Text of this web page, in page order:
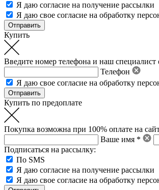
Я даю согласие на получение рассылки
Я даю свое согласие на обработку
Купить
Введите номер телефона и наш специалист
Телефон
Я даю свое согласие на обработку
Купить по предоплате
Покупка возможна при 100% оплате на
Ваше имя *
Подписаться на рассылку:
По SMS
Я даю согласие на получение рассылки
Я даю свое согласие на обработку